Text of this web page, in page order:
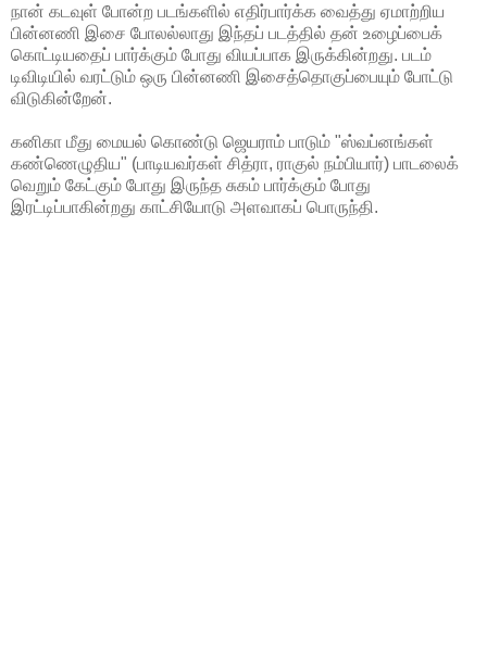
நான் கடவுள் போன்ற படங்களில் எதிர்பார்க்க வைத்து ஏமாற்றிய
பின்னணி இசை போலல்லாது இந்தப் படத்தில் தன் உழைப்பைக்
கொட்டியதைப் பார்க்கும் போது வியப்பாக இருக்கின்றது. படம்
டிவிடியில் வரட்டும் ஒரு பின்னணி இசைத்தொகுப்பையும் போட்டு
விடுகின்றேன்.
கனிகா மீது மையல் கொண்டு ஜெயராம் பாடும் "ஸ்வப்னங்கள்
கண்ணெழுதிய" (பாடியவர்கள் சித்ரா, ராகுல் நம்பியார்) பாடலைக்
வெறும் கேட்கும் போது இருந்த சுகம் பார்க்கும் போது
இரட்டிப்பாகின்றது காட்சியோடு அளவாகப் பொருந்தி.